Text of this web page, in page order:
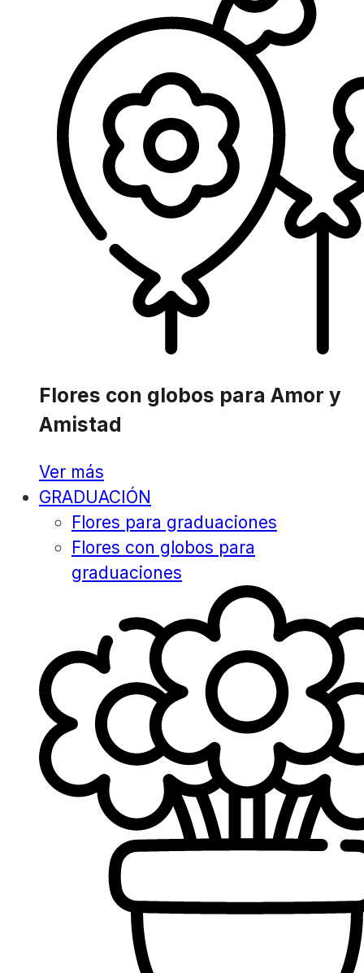
Flores con globos para Amor y
Amistad
Ver más
GRADUACIÓN
Flores para graduaciones
Flores con globos para
graduaciones